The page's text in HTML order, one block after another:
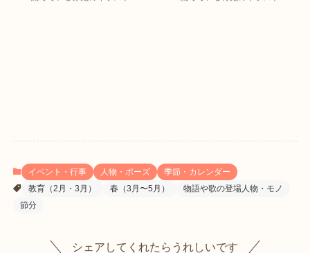
イベント・行事 人物・ポーズ
季節・カレンダー
教育（2月・3月）
春（3月〜5月）
物語や歌の登場人物・モノ
節分
シェアしてくれたらうれしいです